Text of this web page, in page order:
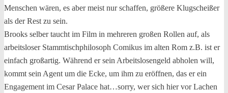
Menschen wären, es aber meist nur schaffen, größere Klugscheißer
als der Rest zu sein.
Brooks selber taucht im Film in mehreren großen Rollen auf, als
arbeitsloser Stammtischphilosoph Comikus im alten Rom z.B. ist er
einfach großartig. Während er sein Arbeitslosengeld abholen will,
kommt sein Agent um die Ecke, um ihm zu eröffnen, das er ein
Engagement im Cesar Palace hat…sorry, wer sich hier vor Lachen